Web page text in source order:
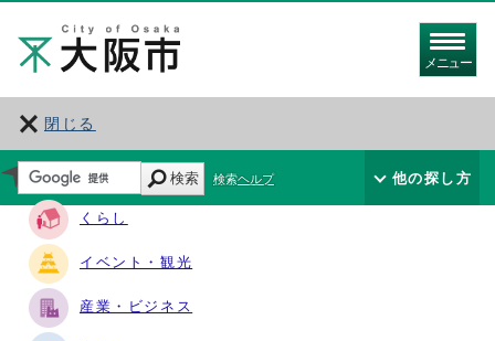
メニュー
閉じる
サイト・ナビ
くらし
イベント・観光
産業・ビジネス
検索 検索ヘルプ 他の探し方